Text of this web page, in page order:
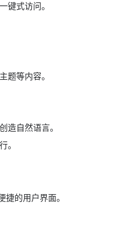
键式访问。
题等内容。
造自然语言。
。
的用户界面。